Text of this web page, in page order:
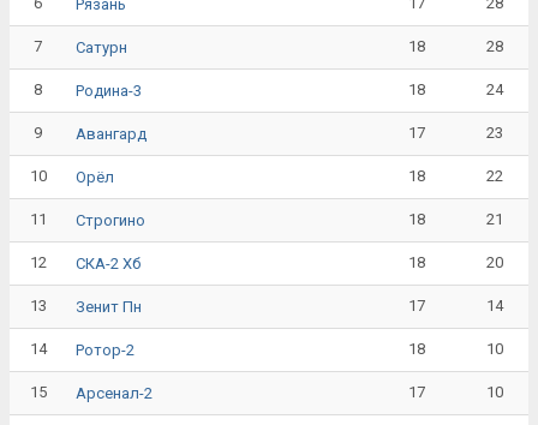
Рязань
7 Сатурн 18 28
8 Родина-3 18 24
9 Авангард 17 23
10 Орёл 18 22
11 Строгино 18 21
12 СКА-2 Хб 18 20
13 Зенит Пн 17 14
14 Ротор-2 18 10
15 Арсенал-2 17 10